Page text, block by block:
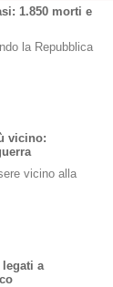
1.850 morti e
la Repubblica
vicino:
vicino alla
a